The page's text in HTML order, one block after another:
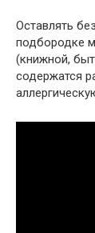
Оставлять
подбородке
(книжной,
содержатся